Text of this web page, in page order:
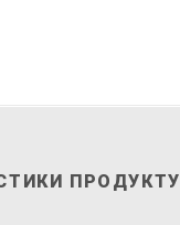
ПРОДУКТУ